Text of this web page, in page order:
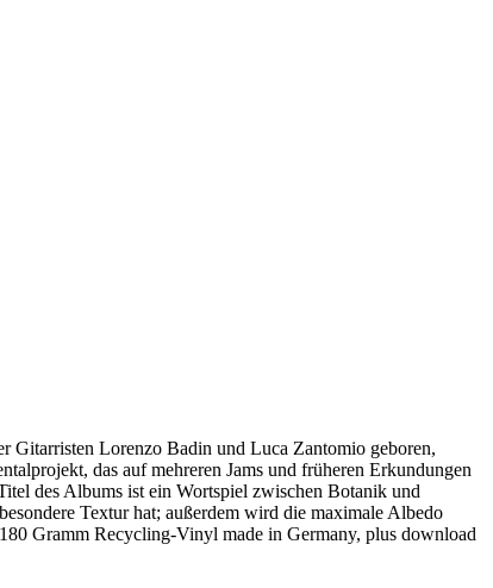
Gitarristen Lorenzo Badin und Luca Zantomio geboren,
das auf mehreren Jams und früheren Erkundungen
des Albums ist ein Wortspiel zwischen Botanik und
Textur hat; außerdem wird die maximale Albedo
Gramm Recycling-Vinyl made in Germany, plus download